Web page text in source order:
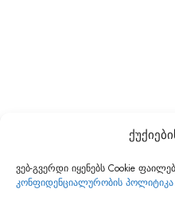
ვებ-გვერდი იყენებს Cookie
კონფიდენციალურობის პოლიტიკა